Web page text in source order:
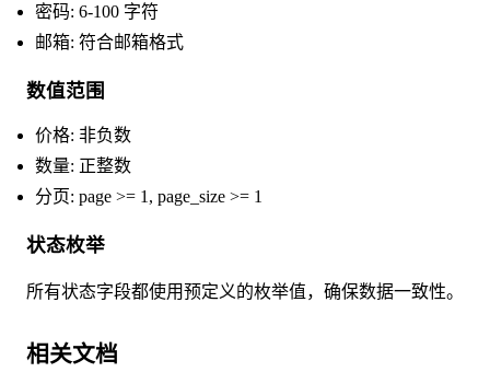
密码: 6-100 字符
邮箱: 符合邮箱格式
数值范围
价格: 非负数
数量: 正整数
分页: page >= 1, page_size >= 1
状态枚举
所有状态字段都使用预定义的枚举值，确保数据一致性。
相关文档